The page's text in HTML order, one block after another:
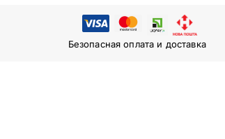
Безопасная оплата и доставка